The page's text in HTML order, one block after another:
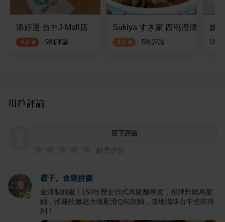
添好運 台中J-Mall店
4.2 · 9則評論
Sukiya すき家 西屯澄清店
3.0 · 5則評論
越
1則
用戶評論
留下評論
給予評分
霸子。食樂拼圖
金澤製麵處 | 150年歷史日式烏龍麵專賣，招牌炸雞烏龍
麵，炸雞軟嫩超大塊配滑Q烏龍麵，道地滋味台中也吃得
到！